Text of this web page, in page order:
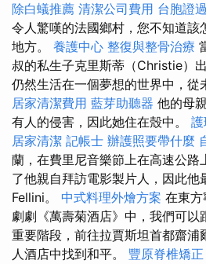
除白蟻推薦 清潔公司費用 台胞證
令人驚嘆的法國鄉村，您不知道該
地方。 養護中心 整復與整骨治療
叔的私生子克里斯蒂（Christie）
仍然生活在一個夢想的世界中，從
居家清潔費用 藍芽助聽器 他的母
有人的侵害，因此她住在殼中。
居家清潔 記帳士 辦護照要帶什麼
蘭，在費里尼音樂節上在高速公路
了他親自拜訪電影製片人，因此他
Fellini。 中式料理外燴方案 在東
劇劇《萬壽菊酒店》中，我們可以
重要階段，前往拉賈斯坦首都齋
人酒店中找到和平。 豐原脊椎矯正